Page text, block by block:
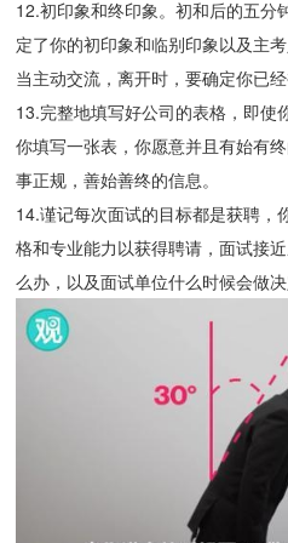
12.初印象和终印象。初和后的五分
定了你的初印象和临别印象以及主
当主动交流，离开时，要确定你已经
13.完整地填写好公司的表格，即使
你填写一张表，你愿意并且有始有
事正规，善始善终的信息。
14.谨记每次面试的目标都是获聘，
格和专业能力以获得聘请，面试接
么办，以及面试单位什么时候会做决